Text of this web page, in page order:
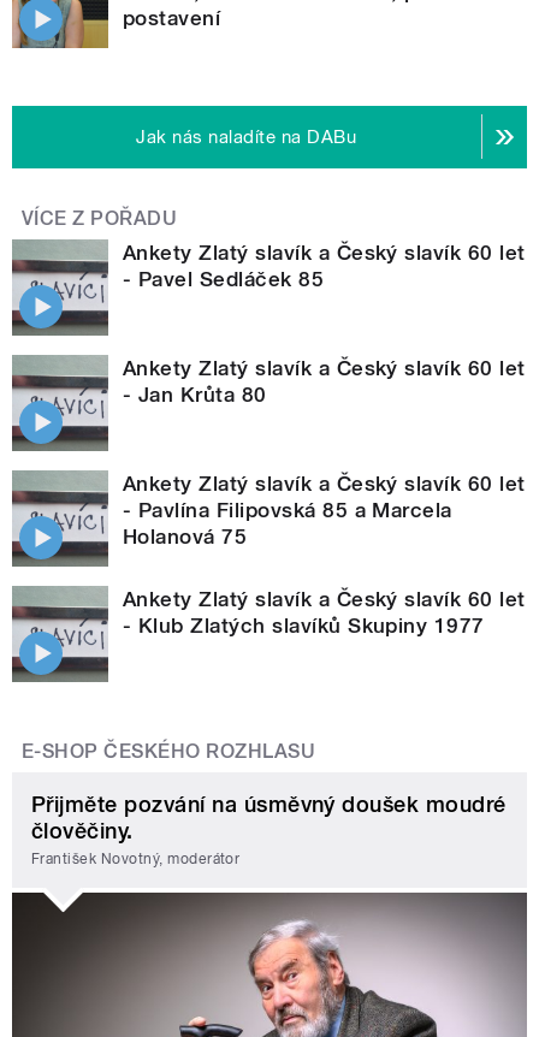
postavení
Jak nás naladíte na DABu
VÍCE Z POŘADU
Ankety Zlatý slavík a Český slavík 60 let
- Pavel Sedláček 85
Ankety Zlatý slavík a Český slavík 60 let
- Jan Krůta 80
Ankety Zlatý slavík a Český slavík 60 let
- Pavlína Filipovská 85 a Marcela
Holanová 75
Ankety Zlatý slavík a Český slavík 60 let
- Klub Zlatých slavíků Skupiny 1977
E-SHOP ČESKÉHO ROZHLASU
Přijměte pozvání na úsměvný doušek moudré
člověčiny.
František Novotný, moderátor